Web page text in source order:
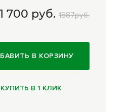
1 700 руб. 1887руб.
В КОРЗИНУ
КУПИТЬ В 1 КЛИК